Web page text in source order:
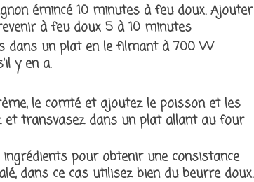
émincé 10 minutes à feu doux. Ajouter
à feu doux 5 à 10 minutes
dans un plat en le filmant à 700 W
y en a.
le comté et ajoutez le poisson et les
et transvasez dans un plat allant au four
pour obtenir une consistance
dans ce cas utilisez bien du beurre doux.